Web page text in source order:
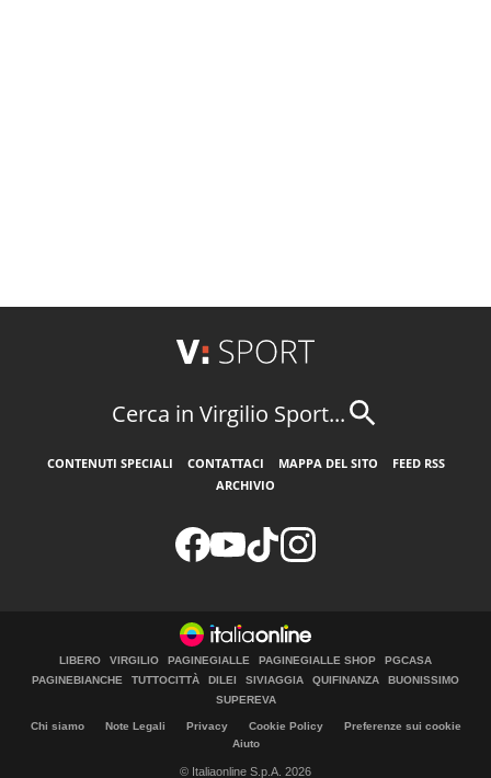
Cerca in Virgilio Sport...
CONTENUTI SPECIALI CONTATTACI MAPPA DEL SITO
FEED RSS
ARCHIVIO
LIBERO VIRGILIO PAGINEGIALLE PAGINEGIALLE SHOP
PGCASA
PAGINEBIANCHE
TUTTOCITTÀ DILEI SIVIAGGIA QUIFINANZA
BUONISSIMO
SUPEREVA
Chi siamo Note Legali Privacy Cookie Policy
Preferenze sui cookie
Aiuto
© Italiaonline S.p.A. 2026